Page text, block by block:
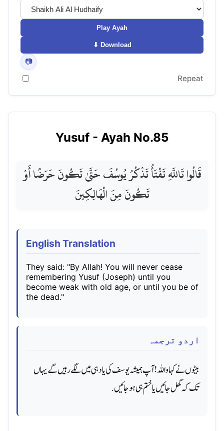
Play Ayah
⬇ Download
📷
Repeat
Yusuf - Ayah No.85
قَالُوا تَاللَّهِ تَفْتَأُ تَذْكُرُ يُوسُفَ حَتَّىٰ تَكُونَ حَرَضًا أَوْ
تَكُونَ مِنَ الْهَالِكِينَ
English Translation
They said: "By Allah! You will never cease
remembering Yusuf (Joseph) until you
become weak with old age, or until you be of
the dead."
اردو ترجمہ
بیٹوں نے کہا واللہ! آپ ہمیشہ یوسف کی یاد ہی میں لگے رہیں گے یہاں
تک کہ گھل جائیں یا ختم ہی ہو جائیں.